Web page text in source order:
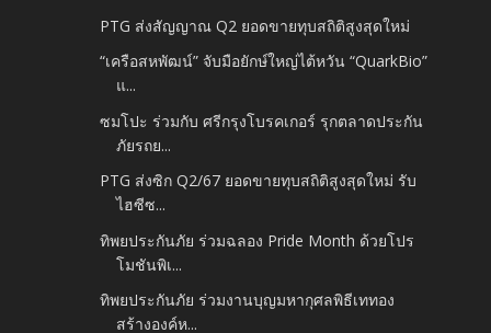
PTG ส่งสัญญาณ Q2 ยอดขายทุบสถิติสูงสุดใหม่
“เครือสหพัฒน์” จับมือยักษ์ใหญ่ไต้หวัน “QuarkBio”
แ...
ซมโปะ ร่วมกับ ศรีกรุงโบรคเกอร์ รุกตลาดประกัน
ภัยรถย...
PTG ส่งซิก Q2/67 ยอดขายทุบสถิติสูงสุดใหม่ รับ
ไฮซีซ...
ทิพยประกันภัย ร่วมฉลอง Pride Month ด้วยโปร
โมชันพิเ...
ทิพยประกันภัย ร่วมงานบุญมหากุศลพิธีเททอง
สร้างองค์ห...